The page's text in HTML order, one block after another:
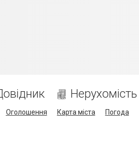
Нерухомість
Оголошення Карта міста Погода